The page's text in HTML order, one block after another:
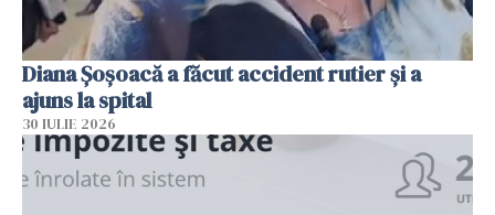
Diana Șoșoacă a făcut accident rutier și a
ajuns la spital
30 IULIE 2026